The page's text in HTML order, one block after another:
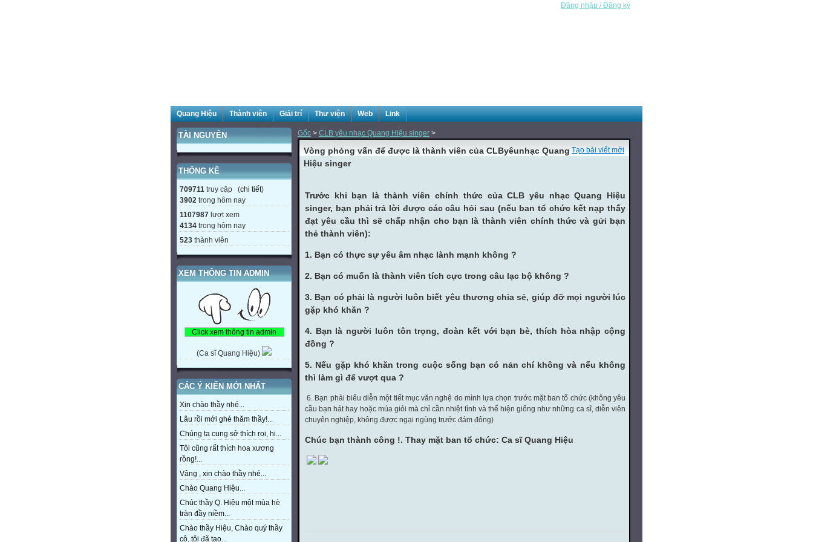
Đăng nhập / Đăng ký
Quang Hiệu Thành viên Giải trí Thư viện Web Link
TÀI NGUYÊN
THỐNG KÊ
709711 truy cập (chi tiết)
3902 trong hôm nay
1107987 lượt xem
4134 trong hôm nay
523 thành viên
XEM THÔNG TIN ADMIN
(Ca sĩ Quang Hiệu)
CÁC Ý KIẾN MỚI NHẤT
Xin chào thầy nhé...
Lâu rồi mới ghé thăm thầy!...
Chúng ta cung sở thích roi, hi...
Tôi cũng rất thích hoa xương
rồng!...
Vâng , xin chào thầy nhé...
Chào Quang Hiệu...
Chúc thầy Q. Hiệu một mùa hè
tràn đầy niềm...
Chào thầy Hiệu, Chào quý thầy
cô, tôi đã tạo...
Gốc > CLB yêu nhạc Quang Hiệu singer >
Tạo bài viết mới
Vòng phỏng vấn để được là thành viên của CLByêunhạc Quang
Hiệu singer
Trước khi bạn là thành viên chính thức của CLB yêu nhạc Quang Hiệu
singer, bạn phải trả lời được các câu hỏi sau (nếu ban tổ chức kết nạp thấy
đạt yêu cầu thì sẽ chấp nhận cho bạn là thành viên chính thức và gửi bạn
thẻ thành viên):
1. Bạn có thực sự yêu âm nhạc lành mạnh không ?
2. Bạn có muốn là thành viên tích cực trong câu lạc bộ không ?
3. Bạn có phải là người luôn biết yêu thương chia sẻ, giúp đỡ mọi người lúc
gặp khó khăn ?
4. Bạn là người luôn tôn trọng, đoàn kết với bạn bè, thích hòa nhập cộng
đồng ?
5. Nếu gặp khó khăn trong cuộc sống bạn có nản chí không và nếu không
thì làm gì để vượt qua ?
6. Bạn phải biểu diễn một tiết mục văn nghệ do mình lựa chọn trước mặt ban tổ chức (không yêu
cầu bạn hát hay hoặc múa giỏi mà chỉ cần nhiệt tình và thể hiện giống như những ca sĩ, diễn viên
chuyên nghiệp, không được ngại ngùng trước đám đông)
Chúc bạn thành công !. Thay mặt ban tổ chức: Ca sĩ Quang Hiệu